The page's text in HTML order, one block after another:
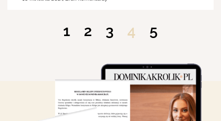
1 2 3 4 5